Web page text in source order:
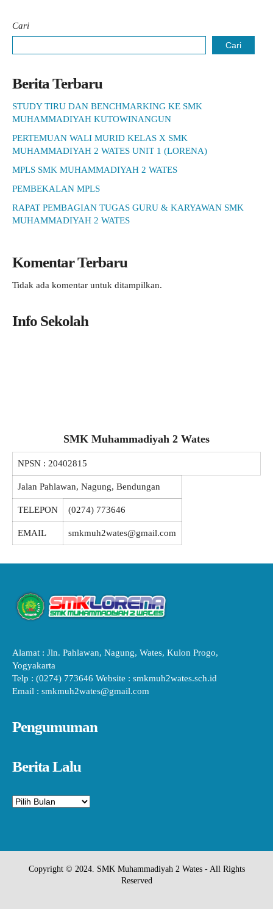
Cari
Cari
Berita Terbaru
STUDY TIRU DAN BENCHMARKING KE SMK
MUHAMMADIYAH KUTOWINANGUN
PERTEMUAN WALI MURID KELAS X SMK
MUHAMMADIYAH 2 WATES UNIT 1 (LORENA)
MPLS SMK MUHAMMADIYAH 2 WATES
PEMBEKALAN MPLS
RAPAT PEMBAGIAN TUGAS GURU & KARYAWAN SMK
MUHAMMADIYAH 2 WATES
Komentar Terbaru
Tidak ada komentar untuk ditampilkan.
Info Sekolah
SMK Muhammadiyah 2 Wates
NPSN : 20402815
Jalan Pahlawan, Nagung, Bendungan
TELEPON (0274) 773646
EMAIL smkmuh2wates@gmail.com
Alamat : Jln. Pahlawan, Nagung, Wates, Kulon Progo,
Yogyakarta
Telp : (0274) 773646 Website : smkmuh2wates.sch.id
Email : smkmuh2wates@gmail.com
Pengumuman
Berita Lalu
Arsip
Copyright © 2024. SMK Muhammadiyah 2 Wates - All Rights
Reserved